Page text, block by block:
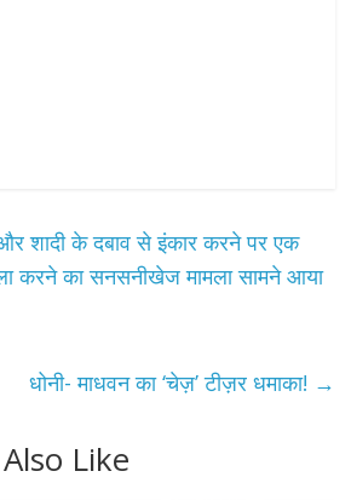
और शादी के दबाव से इंकार करने पर एक
करने का सनसनीखेज मामला सामने आया
धोनी- माधवन का ‘चेज़’ टीज़र धमाका! →
Like